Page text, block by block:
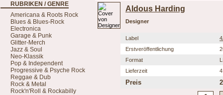
RUBRIKEN / GENRE
Americana & Roots Rock
Blues & Blues-Rock
Electronica
Garage & Punk
Glitter-Merch
Jazz & Soul
Neo-Klassik
Pop & Independent
Progressive & Psyche Rock
Reggae & Dub
Rock & Metal
Rock'n'Roll & Rockabilly
Aldous Harding
Designer
Label
Erstveröffentlichung
Format
Lieferzeit
Preis